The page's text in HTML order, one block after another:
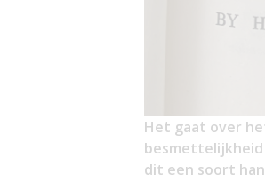
Het gaat over
dit een soort